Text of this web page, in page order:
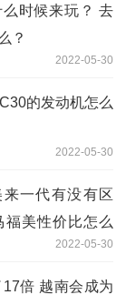
时候来玩？ 去
？
2022-05-30
的发动机怎么
2022-05-30
一代有没有区
美性价比怎么
2022-05-30
倍 越南会成为